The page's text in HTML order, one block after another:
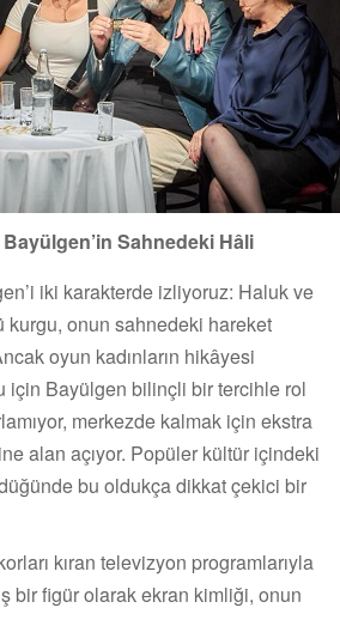
Sahnedeki Hâli
iki karakterde izliyoruz: Haluk ve
kurgu, onun sahnedeki hareket
oyun kadınların hikâyesi
için Bayülgen bilinçli bir tercihle rol
merkezde kalmak için ekstra
alan açıyor. Popüler kültür içindeki
bu oldukça dikkat çekici bir
kıran televizyon programlarıyla
bir figür olarak ekran kimliği, onun